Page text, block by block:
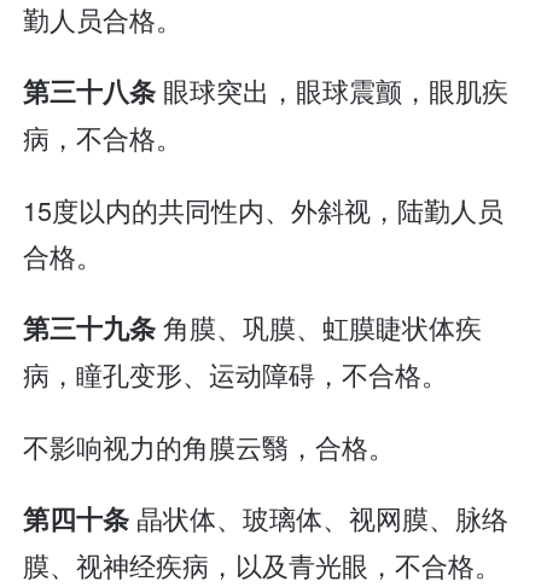
勤人员合格。
第三十八条 眼球突出，眼球震颤，眼肌疾
病，不合格。
15度以内的共同性内、外斜视，陆勤人员
合格。
第三十九条角膜、巩膜、虹膜睫状体疾
病，瞳孔变形、运动障碍，不合格。
不影响视力的角膜云翳，合格。
第四十条 晶状体、玻璃体、视网膜、脉络
膜、视神经疾病，以及青光眼，不合格。